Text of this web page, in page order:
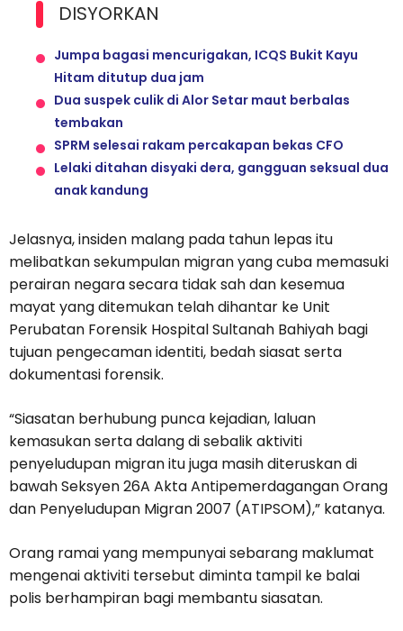
DISYORKAN
Jumpa bagasi mencurigakan, ICQS Bukit Kayu
Hitam ditutup dua jam
Dua suspek culik di Alor Setar maut berbalas
tembakan
SPRM selesai rakam percakapan bekas CFO
Lelaki ditahan disyaki dera, gangguan seksual dua
anak kandung
Jelasnya, insiden malang pada tahun lepas itu
melibatkan sekumpulan migran yang cuba memasuki
perairan negara secara tidak sah dan kesemua
mayat yang ditemukan telah dihantar ke Unit
Perubatan Forensik Hospital Sultanah Bahiyah bagi
tujuan pengecaman identiti, bedah siasat serta
dokumentasi forensik.
“Siasatan berhubung punca kejadian, laluan
kemasukan serta dalang di sebalik aktiviti
penyeludupan migran itu juga masih diteruskan di
bawah Seksyen 26A Akta Antipemerdagangan Orang
dan Penyeludupan Migran 2007 (ATIPSOM),” katanya.
Orang ramai yang mempunyai sebarang maklumat
mengenai aktiviti tersebut diminta tampil ke balai
polis berhampiran bagi membantu siasatan.